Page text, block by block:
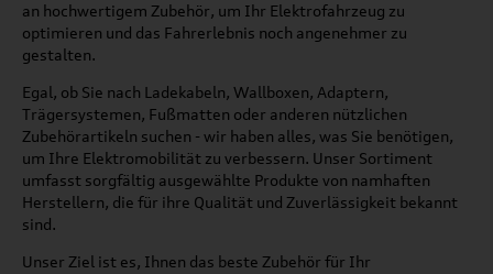
an hochwertigem Zubehör, um Ihr Elektrofahrzeug zu
optimieren und das Fahrerlebnis noch angenehmer zu
gestalten.
Egal, ob Sie nach Ladekabeln, Wallboxen, Adaptern,
Trägersystemen, Fußmatten oder anderen nützlichen
Zubehörartikeln suchen - wir haben alles, was Sie benötigen,
um Ihre Elektromobilität zu verbessern. Unser Sortiment
umfasst sorgfältig ausgewählte Produkte von namhaften
Herstellern, die für ihre Qualität und Zuverlässigkeit bekannt
sind.
Unser Ziel ist es, Ihnen das beste Zubehör für Ihr